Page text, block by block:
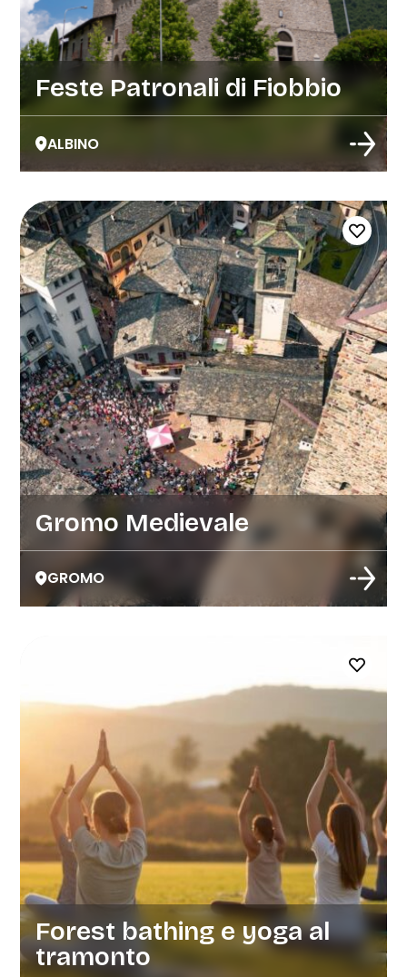
Feste Patronali di Fiobbio
ALBINO
Gromo Medievale
GROMO
Forest bathing e yoga al
tramonto